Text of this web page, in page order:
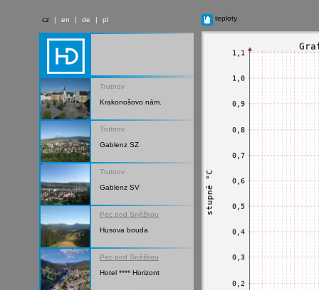
cz | en | de | pl
Trutnov
Krakonošovo nám.
Trutnov
Gablenz SZ
Trutnov
Gablenz SV
Pec pod Sněžkou
Husova bouda
Pec pod Sněžkou
Hotel **** Horizont
teploty